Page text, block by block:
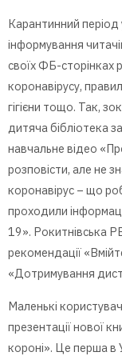
Карантинний період
інформування
своїх ФБ-сторінках
коронавірусу,
гігієни тощо. Так,
дитяча бібліотека
навчальне відео
розповісти, але не
коронавірус – що
проходили
19». Рокитнівська
рекомендації
«Дотримування
Маленькі
презентації нової
короні». Це перша в